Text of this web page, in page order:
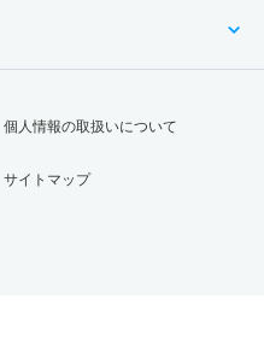
個人情報の取扱いについて
サイトマップ